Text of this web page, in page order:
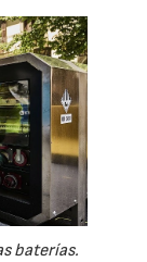
baterías.